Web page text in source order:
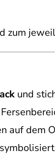
zum
und
auf dem